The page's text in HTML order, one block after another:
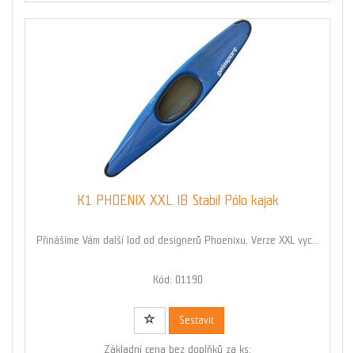
K1 PHOENIX XXL IB Stabil Pólo kajak
Přinášíme Vám další loď od designerů Phoenixu. Verze XXL vyc...
Kód: 01190
Sestavit
Základní cena bez doplňků za ks: